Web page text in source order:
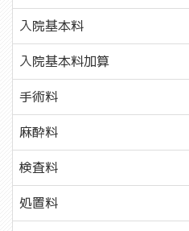
入院基本料
入院基本料加算
手術料
麻酔料
検査料
処置料